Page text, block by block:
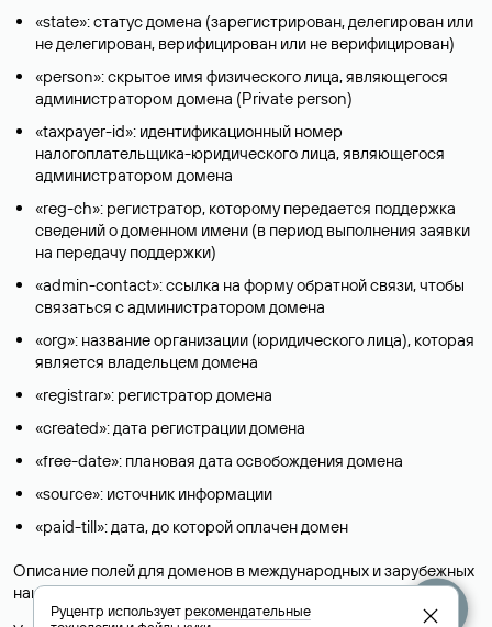
«state»: статус домена (зарегистрирован, делегирован или
не делегирован, верифицирован или не верифицирован)
«person»: скрытое имя физического лица, являющегося
администратором домена (Privatе person)
«taxpayer-id»: идентификационный номер
налогоплательщика-юридического лица, являющегося
администратором домена
«reg-ch»: регистратор, которому передается поддержка
сведений о доменном имени (в период выполнения заявки
на передачу поддержки)
«admin-contact»: ссылка на форму обратной связи, чтобы
связаться с администратором домена
«org»: название организации (юридического лица), которая
является владельцем домена
«registrar»: регистратор домена
«created»: дата регистрации домена
«free-date»: плановая дата освобождения домена
«source»: источник информации
«paid-till»: дата, до которой оплачен домен
Описание полей для доменов в международных и зарубежных
национальных доменах представлены в разделе «Помощь».
Руцентр используетрекомендательные